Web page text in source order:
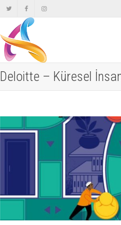
Deloitte – Küresel